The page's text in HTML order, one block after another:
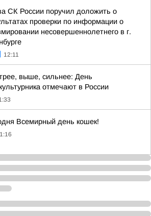
СК России поручил доложить о
проверки по информации о
несовершеннолетнего в г.
12:11
выше, сильнее: День
отмечают в России
Всемирный день кошек!